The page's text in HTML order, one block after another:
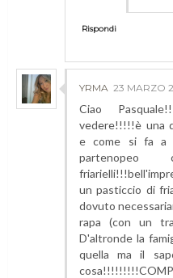
Rispondi
YRMA 23 MARZO
Ciao
vedere!!!!!è una
e come si fa a
un pasticcio di
dovuto
rapa (con un
D'altronde la
quella ma il